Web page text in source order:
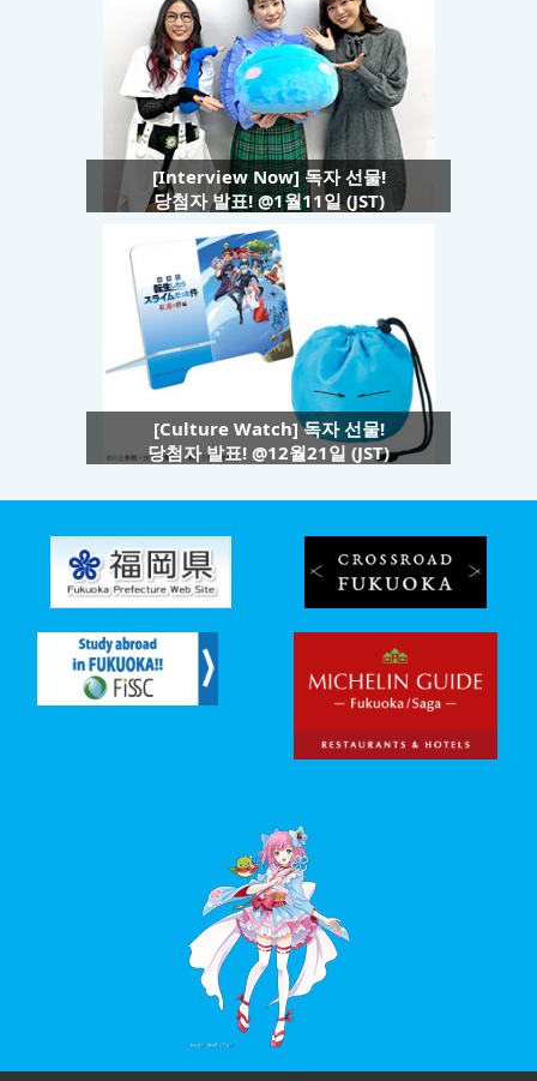
[Interview Now] 독자 선물!
당첨자 발표! @1월11일 (JST)
[Culture Watch] 독자 선물!
당첨자 발표! @12월21일 (JST)